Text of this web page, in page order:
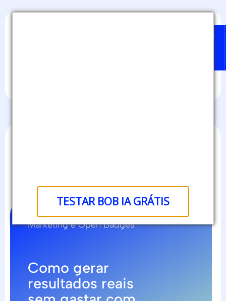
TESTAR BOB IA GRÁTIS
Sobre
Marketing e Open Badges
Como gerar
resultados reais